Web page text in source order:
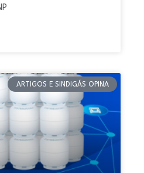
ARTIGOS E SINDIGÁS OPINA